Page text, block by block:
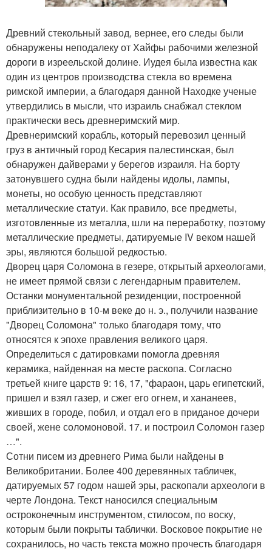
Древний стекольный завод, вернее, его следы были
обнаружены неподалеку от Хайфы рабочими железной
дороги в изреельской долине. Иудея была известна как
один из центров производства стекла во времена
римской империи, а благодаря данной Находке ученые
утвердились в мысли, что израиль снабжал стеклом
практически весь древнеримский мир.
Древнеримский корабль, который перевозил ценный
груз в античный город Кесария палестинская, был
обнаружен дайверами у берегов израиля. На борту
затонувшего судна были найдены идолы, лампы,
монеты, но особую ценность представляют
металлические статуи. Как правило, все предметы,
изготовленные из металла, шли на переработку, поэтому
металлические предметы, датируемые IV веком нашей
эры, являются большой редкостью.
Дворец царя Соломона в гезере, открытый археологами,
не имеет прямой связи с легендарным правителем.
Останки монументальной резиденции, построенной
приблизительно в 10-м веке до н. э., получили название
"Дворец Соломона" только благодаря тому, что
относятся к эпохе правления великого царя.
Определиться с датировками помогла древняя
керамика, найденная на месте раскопа. Согласно
третьей книге царств 9: 16, 17, "фараон, царь египетский,
пришел и взял газер, и сжег его огнем, и хананеев,
живших в городе, побил, и отдал его в приданое дочери
своей, жене соломоновой. 17. и построил Соломон газер
…".
Сотни писем из древнего Рима были найдены в
Великобритании. Более 400 деревянных табличек,
датируемых 57 годом нашей эры, раскопали археологи в
черте Лондона. Текст наносился специальным
остроконечным инструментом, стилосом, по воску,
которым были покрыты таблички. Восковое покрытие не
сохранилось, но часть текста можно прочесть благодаря